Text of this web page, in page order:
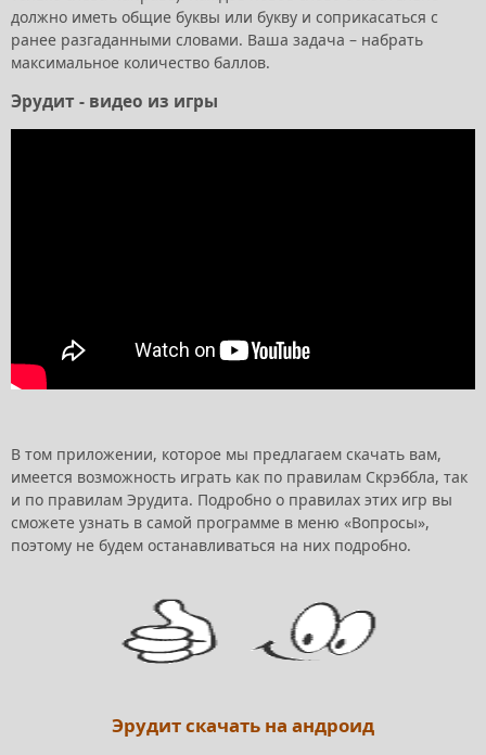
должно иметь общие буквы или букву и соприкасаться с
ранее разгаданными словами. Ваша задача – набрать
максимальное количество баллов.
Эрудит - видео из игры
В том приложении, которое мы предлагаем скачать вам,
имеется возможность играть как по правилам Скрэббла, так
и по правилам Эрудита. Подробно о правилах этих игр вы
сможете узнать в самой программе в меню «Вопросы»,
поэтому не будем останавливаться на них подробно.
Эрудит скачать на андроид